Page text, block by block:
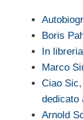
Boris
In
Marco
Ciao
Arnold